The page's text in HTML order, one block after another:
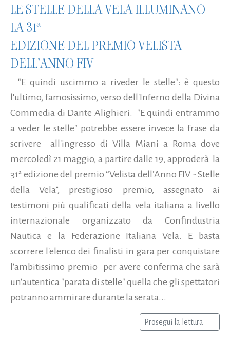
LE STELLE DELLA VELA ILLUMINANO
LA 31ª
EDIZIONE DEL PREMIO VELISTA
DELL’ANNO FIV
"E quindi uscimmo a riveder le stelle": è questo
l'ultimo, famosissimo, verso dell'Inferno della Divina
Commedia di Dante Alighieri. "E quindi entrammo
a veder le stelle" potrebbe essere invece la frase da
scrivere all'ingresso di Villa Miani a Roma dove
mercoledì 21 maggio, a partire dalle 19, approderà la
31ª edizione del premio “Velista dell’Anno FIV - Stelle
della Vela”, prestigioso premio, assegnato ai
testimoni più qualificati della vela italiana a livello
internazionale organizzato da Confindustria
Nautica e la Federazione Italiana Vela. E basta
scorrere l'elenco dei finalisti in gara per conquistare
l'ambitissimo premio per avere conferma che sarà
un'autentica "parata di stelle" quella che gli spettatori
potranno ammirare durante la serata...
Prosegui la lettura